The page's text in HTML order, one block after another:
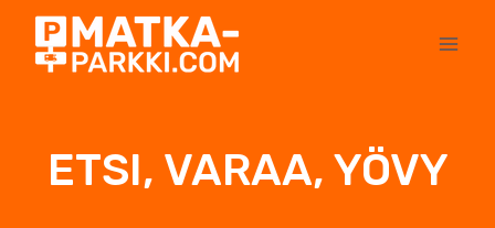
Siirry
sisältöön
ETSI, VARAA, YÖVY